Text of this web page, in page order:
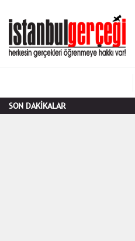
SON DAKİKALAR